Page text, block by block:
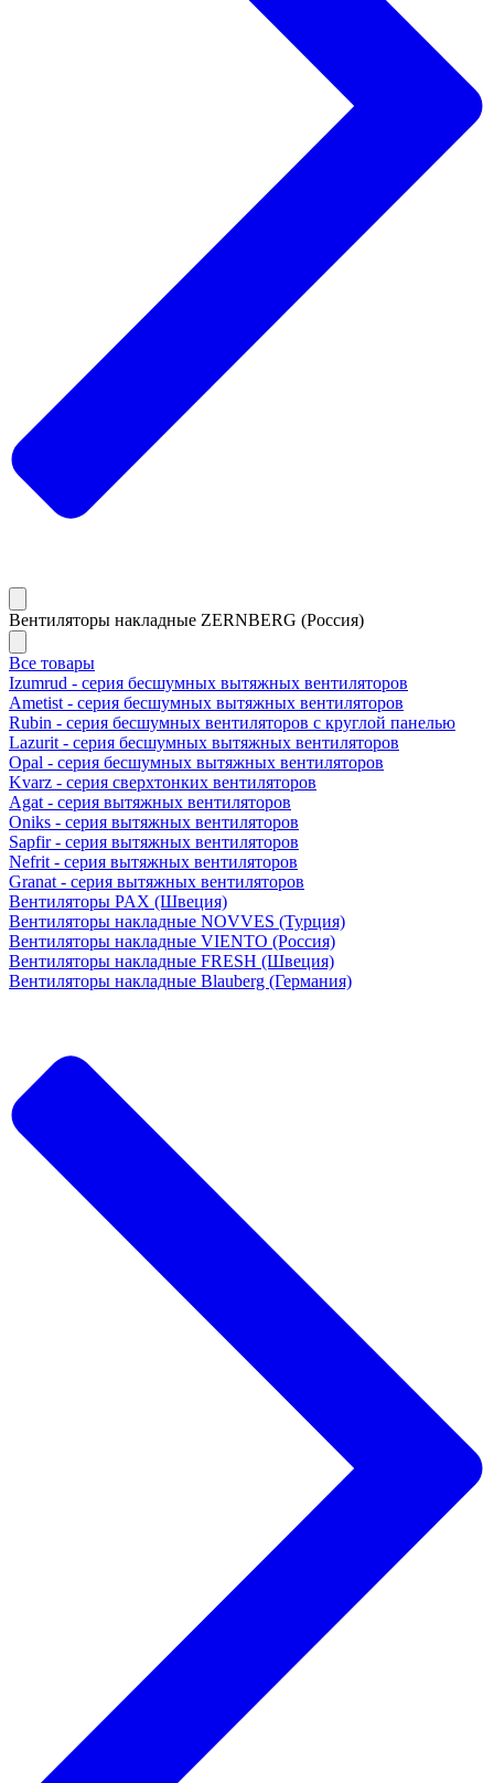
Вентиляторы накладные ZERNBERG (Россия)
Все товары
Izumrud - серия бесшумных вытяжных вентиляторов
Ametist - серия бесшумных вытяжных вентиляторов
Rubin - серия бесшумных вентиляторов с круглой панелью
Lazurit - серия бесшумных вытяжных вентиляторов
Opal - серия бесшумных вытяжных вентиляторов
Kvarz - серия сверхтонких вентиляторов
Agat - серия вытяжных вентиляторов
Oniks - серия вытяжных вентиляторов
Sapfir - серия вытяжных вентиляторов
Nefrit - серия вытяжных вентиляторов
Granat - серия вытяжных вентиляторов
Вентиляторы PAX (Швеция)
Вентиляторы накладные NOVVES (Турция)
Вентиляторы накладные VIENTO (Россия)
Вентиляторы накладные FRESH (Швеция)
Вентиляторы накладные Blauberg (Германия)